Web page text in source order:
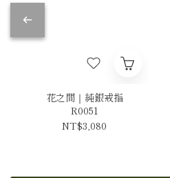
花之間｜純銀戒指
R0051
NT$3,080